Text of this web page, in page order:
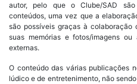
autor, pelo que o Clube/SAD
conteúdos, uma vez que a
são possíveis graças à colaboração
suas memórias e fotos/imagens
externas.
O conteúdo das várias publicações
lúdico e de entretenimento, não